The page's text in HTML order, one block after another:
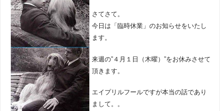
さてさて。
今日は「臨時休業」のお知らせをいたし
ます。
来週の”４月１日（木曜）”をお休みさせて
頂きます。
エイプリルフールですが本当の話であり
まして。。